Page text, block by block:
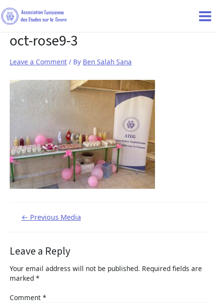
oct-rose9-3
Leave a Comment / By Ben Salah Sana
← Previous Media
Leave a Reply
Your email address will not be published. Required fields are
marked *
Comment *